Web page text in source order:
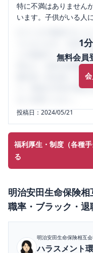
特に不満はありません
います。子供がいる人
1
無料会員
うになります。
ミの投稿サイトです。
判など、女性の転職は
輩社員（元社員）の口
り、将来の不安や現在
投稿日：2024/05/21
福利厚生・制度（各種
る
明治安田生命保険相
職率・ブラック・退
明治安田生命保険相互
ハラスメント